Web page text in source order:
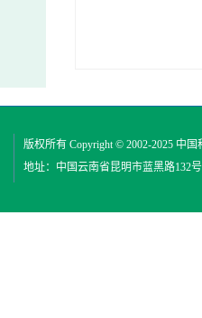
版权所有 Copyright © 2002-2025 中国
地址：中国云南省昆明市蓝黑路